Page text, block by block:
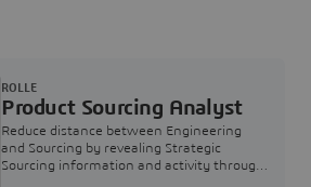
Product Sourcing Analyst
Reduce distance between Engineering
and Sourcing by revealing Strategic
Sourcing information and activity through
ROLLE